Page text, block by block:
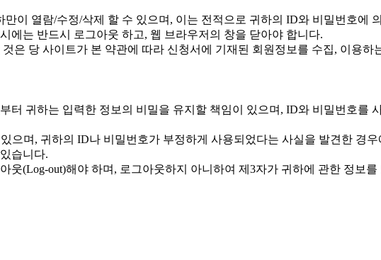
이 열람/수정/삭제 할 수 있으며, 이는 전적으로 귀하의 ID와 비밀번호에
에는 반드시 로그아웃 하고, 웹 브라우저의 창을 닫아야 합니다.
은 당 사이트가 본 약관에 따라 신청서에 기재된 회원정보를 수집, 이용하
터 귀하는 입력한 정보의 비밀을 유지할 책임이 있으며, ID와 비밀번호를
으며, 귀하의 ID나 비밀번호가 부정하게 사용되었다는 사실을 발견한 경
습니다.
웃(Log-out)해야 하며, 로그아웃하지 아니하여 제3자가 귀하에 관한 정보